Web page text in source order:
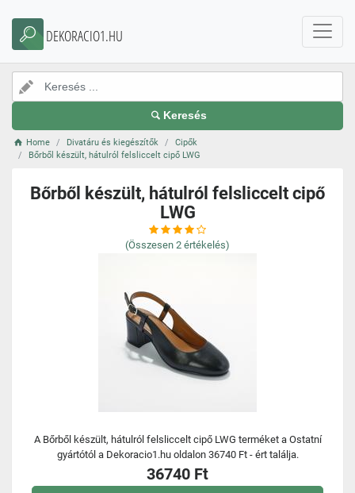
DEKORACIO1.HU
Keresés
Home Divatáru és kiegészítők
Cipők
Bőrből készült, hátulról felsliccelt cipő LWG
Bőrből készült, hátulról felsliccelt cipő
LWG
(Összesen 2 értékelés)
A Bőrből készült, hátulról felsliccelt cipő LWG terméket a Ostatní
gyártótól a Dekoracio1.hu oldalon 36740 Ft - ért találja.
36740 Ft